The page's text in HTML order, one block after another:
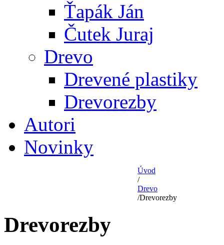
Ťapák Ján
Čutek Juraj
Drevo
Drevené plastiky
Drevorezby
Autori
Novinky
Úvod
/
Drevo
/Drevorezby
Drevorezby